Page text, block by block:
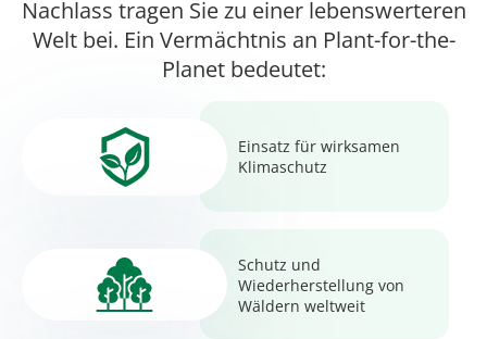
Nachlass tragen Sie zu einer lebenswerteren
Welt bei. Ein Vermächtnis an Plant-for-the-
Planet bedeutet:
Einsatz für wirksamen
Klimaschutz
Schutz und
Wiederherstellung von
Wäldern weltweit